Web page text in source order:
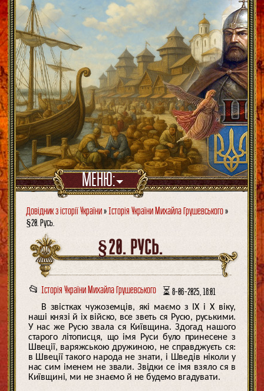
МЕНЮ:
Довідник з історії України»Історія України Михайла Грушевського»
§20. Русь.
§20. РУСЬ.
📂 Історія України Михайла Грушевського ⏳ 8-06-2025, 18:01
В звістках чужоземців, які маємо з ІХ і Х віку,
наші князі й іх війско, все зветь ся Русю, руськими.
У нас же Русю звала ся Київщина. Здогад нашого
старого літописця, що імя Руси було принесене з
Швеції, варяжською дружиною, не справджуєть ся:
в Швеції такого народа не знати, і Шведів ніколи у
нас сим іменем не звали. Звідки се імя взяло ся в
Київщині, ми не знаємо й не будемо вгадувати.